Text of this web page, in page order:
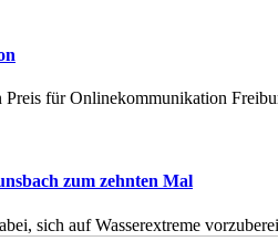
Preis für Onlinekommunikation
zum zehnten Mal
sich auf Wasserextreme